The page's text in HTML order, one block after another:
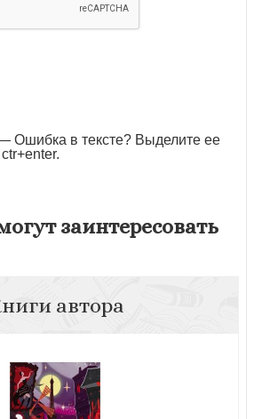
Ошибка в тексте? Выделите ее
заинтересовать
автора